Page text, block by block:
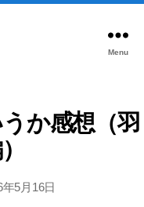
Menu
か感想（羽
年5月16日